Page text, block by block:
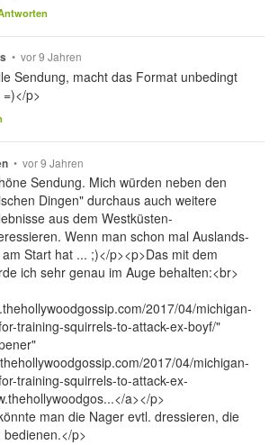
• vor 9 Jahren
Sendung, macht das Format unbedingt
p>
• vor 9 Jahren
Sendung. Mich würden neben den
Dingen" durchaus auch weitere
aus dem Westküsten-
Wenn man schon mal Auslands-
Start hat ... ;)</p><p>Das mit dem
ich sehr genau im Auge behalten:<br>
2017/04/michigan-
training-squirrels-to-attack-ex-boyf/"
2017/04/michigan-
training-squirrels-to-attack-ex-
a></p>
man die Nager evtl. dressieren, die
p>